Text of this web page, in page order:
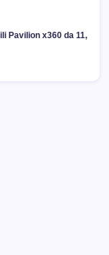
Pavilion x360 da 11,